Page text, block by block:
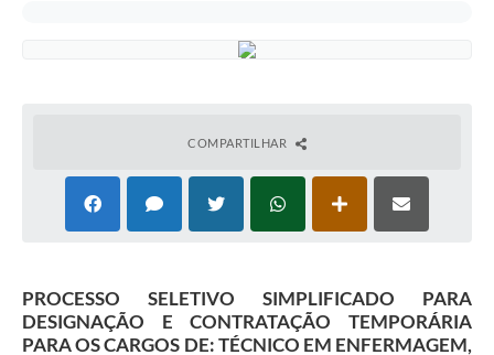
COMPARTILHAR
PROCESSO SELETIVO SIMPLIFICADO PARA
DESIGNAÇÃO E CONTRATAÇÃO TEMPORÁRIA
PARA OS CARGOS DE: TÉCNICO EM ENFERMAGEM,